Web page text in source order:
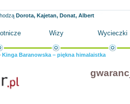
Dorota, Kajetan, Donat, Albert
Wizy Wycieczki
Kinga Baranowska – piękna himalaistka